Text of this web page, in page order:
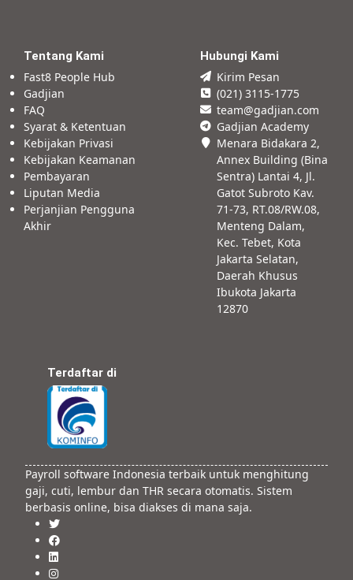
Tentang Kami
Fast8 People Hub
Gadjian
FAQ
Syarat & Ketentuan
Kebijakan Privasi
Kebijakan Keamanan
Pembayaran
Liputan Media
Perjanjian Pengguna
Akhir
Hubungi Kami
Kirim Pesan
(021) 3115-1775
team@gadjian.com
Gadjian Academy
Menara Bidakara 2,
Annex Building (Bina
Sentra) Lantai 4, Jl.
Gatot Subroto Kav.
71-73, RT.08/RW.08,
Menteng Dalam,
Kec. Tebet, Kota
Jakarta Selatan,
Daerah Khusus
Ibukota Jakarta
12870
Terdaftar di
Payroll software Indonesia terbaik untuk menghitung
gaji, cuti, lembur dan THR secara otomatis. Sistem
berbasis online, bisa diakses di mana saja.